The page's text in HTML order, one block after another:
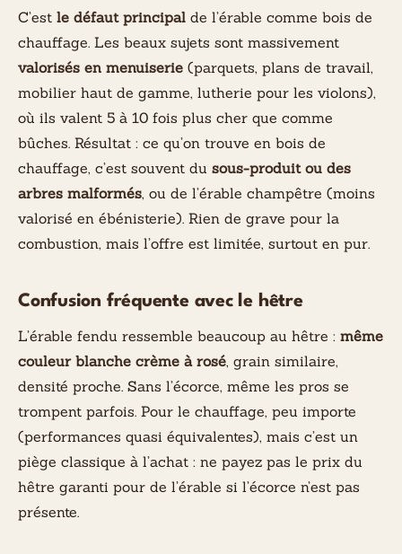
C’est le défaut principal de l’érable comme bois de
chauffage. Les beaux sujets sont massivement
valorisés en menuiserie (parquets, plans de travail,
mobilier haut de gamme, lutherie pour les violons),
où ils valent 5 à 10 fois plus cher que comme
bûches. Résultat : ce qu’on trouve en bois de
chauffage, c’est souvent du sous-produit ou des
arbres malformés, ou de l’érable champêtre (moins
valorisé en ébénisterie). Rien de grave pour la
combustion, mais l’offre est limitée, surtout en pur.
Confusion fréquente avec le hêtre
L’érable fendu ressemble beaucoup au hêtre : même
couleur blanche crème à rosé, grain similaire,
densité proche. Sans l’écorce, même les pros se
trompent parfois. Pour le chauffage, peu importe
(performances quasi équivalentes), mais c’est un
piège classique à l’achat : ne payez pas le prix du
hêtre garanti pour de l’érable si l’écorce n’est pas
présente.